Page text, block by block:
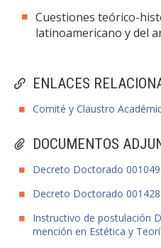
ENLACES
Comité y Claustro
DOCUMENTOS
Decreto Doctorado
Decreto Doctorado
Instructivo de postulación
mención en Estética y
Cuestiones teórico-
latinoamericano y del